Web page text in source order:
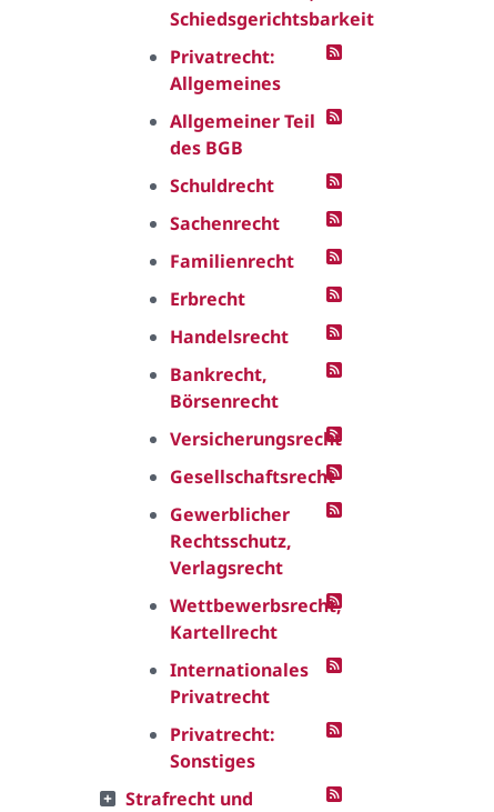
Schiedsgerichtsbarkeit
Privatrecht:
Allgemeines
Allgemeiner Teil
des BGB
Schuldrecht
Sachenrecht
Familienrecht
Erbrecht
Handelsrecht
Bankrecht,
Börsenrecht
Versicherungsrecht
Gesellschaftsrecht
Gewerblicher
Rechtsschutz,
Verlagsrecht
Wettbewerbsrecht,
Kartellrecht
Internationales
Privatrecht
Privatrecht:
Sonstiges
Strafrecht und